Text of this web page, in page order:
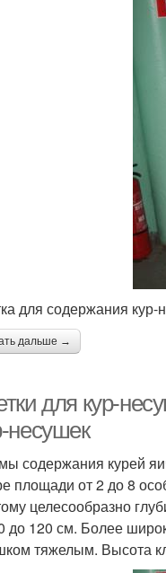
для содержания кур-
дальше →
для кур-
несушек
содержания курей
площади от 2 до 8
целесообразно
до 120 см. Более
тяжелым. Высота